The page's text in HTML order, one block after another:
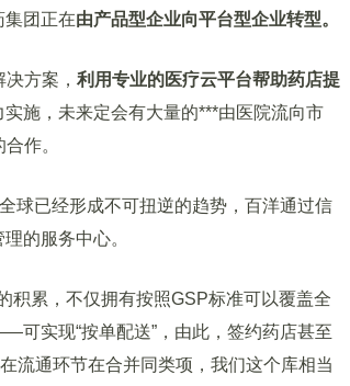
集团正在由产品型企业向平台型企业转型。
方案， 利用专业的医疗云平台帮助药店提
实施，未来定会有大量的***由医院流向市
作。
全球已经形成不可扭逆的趋势，百洋通过信
的服务中心。
累，不仅拥有按照GSP标准可以覆盖全
可实现“按单配送”，由此，签约药店甚至
流通环节在合并同类项，我们这个库相当